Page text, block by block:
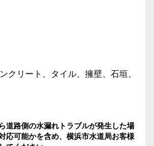
クリート、タイル、擁壁、石垣、
道路側の水漏れトラブルが発生した場
応可能かを含め、横浜市水道局お客様